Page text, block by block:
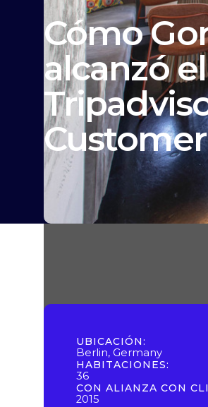
Cómo
alcanzó
UBICACIÓN:
Berlin, Germany
HABITACIONES:
36
CON ALIANZA CON
2015